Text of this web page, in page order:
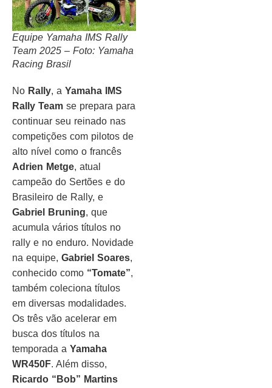
Equipe Yamaha IMS Rally
Team 2025 – Foto: Yamaha
Racing Brasil
No Rally, a Yamaha IMS
Rally Team se prepara para
continuar seu reinado nas
competições com pilotos de
alto nível como o francês
Adrien Metge, atual
campeão do Sertões e do
Brasileiro de Rally, e
Gabriel Bruning, que
acumula vários títulos no
rally e no enduro. Novidade
na equipe, Gabriel Soares,
conhecido como “Tomate”,
também coleciona títulos
em diversas modalidades.
Os três vão acelerar em
busca dos títulos na
temporada a Yamaha
WR450F. Além disso,
Ricardo “Bob” Martins